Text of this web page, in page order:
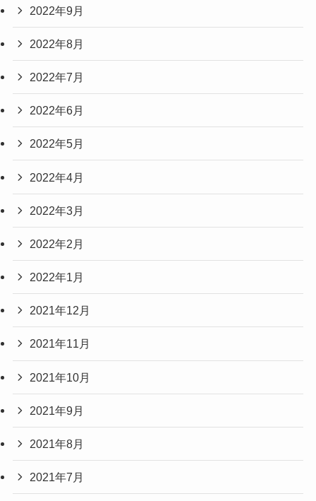
2022年9月
2022年8月
2022年7月
2022年6月
2022年5月
2022年4月
2022年3月
2022年2月
2022年1月
2021年12月
2021年11月
2021年10月
2021年9月
2021年8月
2021年7月